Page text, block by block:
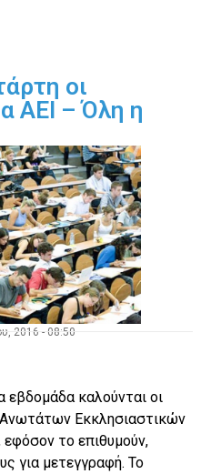
οι
ΑΕΙ – Όλη η
2016 - 08:50
εβδομάδα καλούνται οι
Εκκλησιαστικών
το επιθυμούν,
για μετεγγραφή. Το